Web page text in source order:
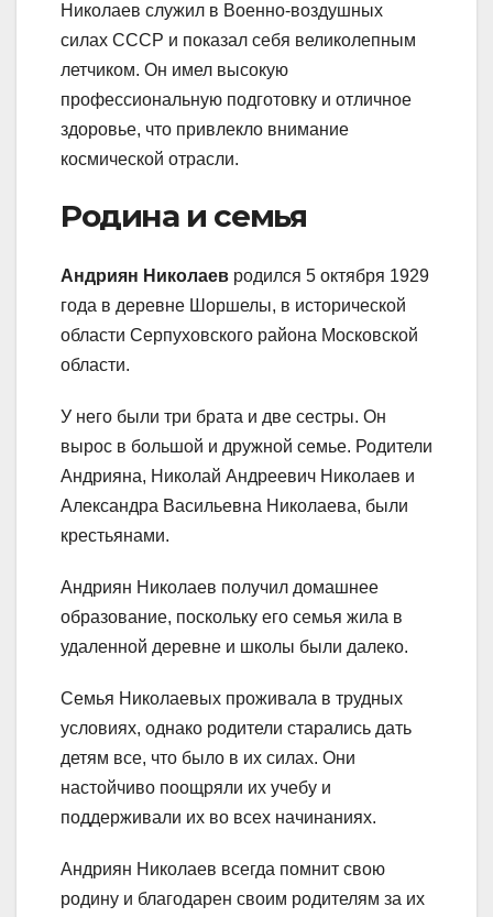
Николаев служил в Военно-воздушных
силах СССР и показал себя великолепным
летчиком. Он имел высокую
профессиональную подготовку и отличное
здоровье, что привлекло внимание
космической отрасли.
Родина и семья
Андриян Николаев родился 5 октября 1929
года в деревне Шоршелы, в исторической
области Серпуховского района Московской
области.
У него были три брата и две сестры. Он
вырос в большой и дружной семье. Родители
Андрияна, Николай Андреевич Николаев и
Александра Васильевна Николаева, были
крестьянами.
Андриян Николаев получил домашнее
образование, поскольку его семья жила в
удаленной деревне и школы были далеко.
Семья Николаевых проживала в трудных
условиях, однако родители старались дать
детям все, что было в их силах. Они
настойчиво поощряли их учебу и
поддерживали их во всех начинаниях.
Андриян Николаев всегда помнит свою
родину и благодарен своим родителям за их